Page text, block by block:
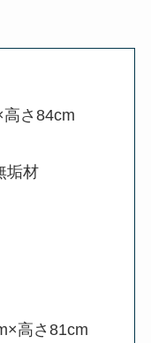
さ84cm
垢材
高さ81cm